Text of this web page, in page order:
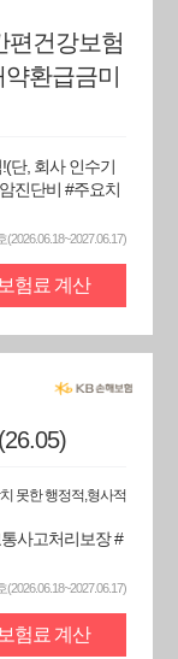
편건강보험
환급금미
단, 회사 인수기
진단비 #주요치
보험료 계산
못한 행정적,형사적
사고처리보장 #
보험료 계산